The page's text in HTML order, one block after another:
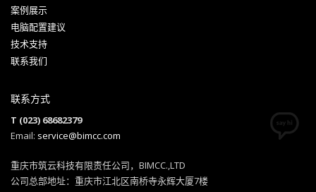
案例展示
电脑配置建议
技术支持
联系我们
联系方式
T (023) 68682379
Email: service@bimcc.com
重庆市筑云科技有限责任公司，BIMCC.,LTD
公司总部地址：重庆市江北区南桥寺永辉大厦7楼